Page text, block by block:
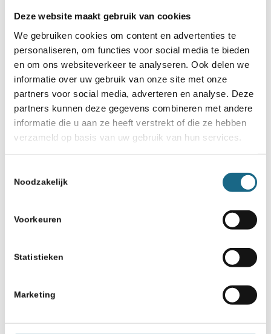
Deze website maakt gebruik van cookies
We gebruiken cookies om content en advertenties te
personaliseren, om functies voor social media te bieden
en om ons websiteverkeer te analyseren. Ook delen we
informatie over uw gebruik van onze site met onze
partners voor social media, adverteren en analyse. Deze
partners kunnen deze gegevens combineren met andere
informatie die u aan ze heeft verstrekt of die ze hebben
verzameld op basis van uw gebruik van hun services.
Noodzakelijk
Voorkeuren
Statistieken
Marketing